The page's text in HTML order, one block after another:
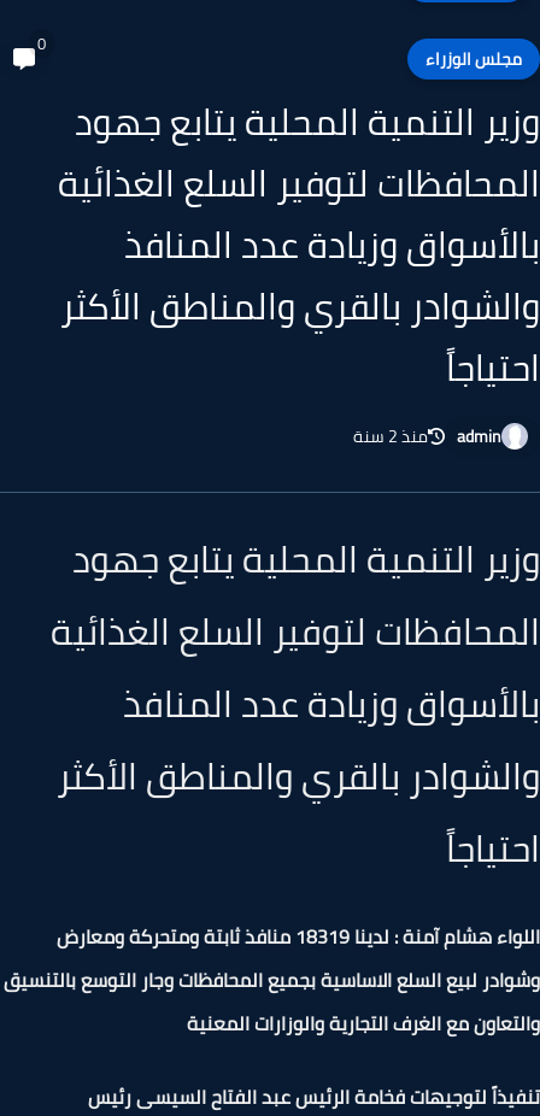
الوزراء
التنمية المحلية يتابع جهود
لتوفير السلع الغذائية
وزيادة عدد المنافذ
بالقري والمناطق الأكثر
admin منذ 2 سنة
التنمية المحلية يتابع جهود
لتوفير السلع الغذائية
وزيادة عدد المنافذ
بالقري والمناطق الأكثر
اللواء هشام آمنة : لدينا 18319 منافذ ثابتة ومتحركة ومعارض
لبيع السلع الاساسية بجميع المحافظات وجار التوسع بالتنسيق
مع الغرف التجارية والوزارات المعنية
لتوجيهات فخامة الرئيس عبد الفتاح السيسى رئيس